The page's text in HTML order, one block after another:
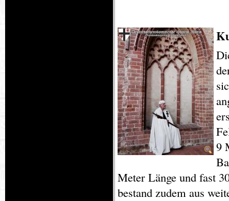
9
Meter Länge und fast
bestand zudem aus